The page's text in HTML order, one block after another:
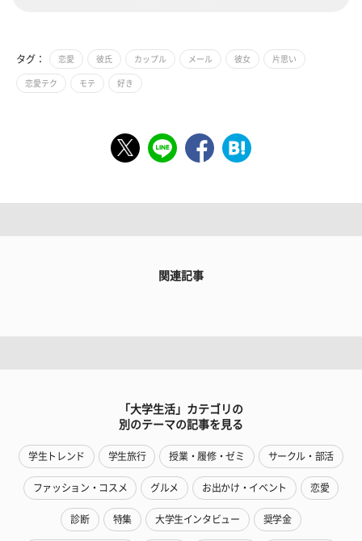
タグ： 恋愛 彼氏 カップル メール 彼女 片思い
恋愛テク モテ 好き
関連記事
「大学生活」カテゴリの
別のテーマの記事を見る
学生トレンド 学生旅行 授業・履修・ゼミ サークル・部活
ファッション・コスメ グルメ お出かけ・イベント 恋愛
診断 特集 大学生インタビュー 奨学金